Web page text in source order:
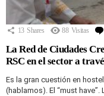
13 Shares 88 Visitas
La Red de Ciudades
RSC en el sector a
Es la gran cuestión en
(hablamos). El “must